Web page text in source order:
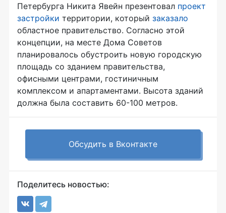
Петербурга Никита Явейн презентовал проект
застройки территории, который заказало
областное правительство. Согласно этой
концепции, на месте Дома Советов
планировалось обустроить новую городскую
площадь со зданием правительства,
офисными центрами, гостиничным
комплексом и апартаментами. Высота зданий
должна была составить 60-100 метров.
Обсудить в Вконтакте
Поделитесь новостью: